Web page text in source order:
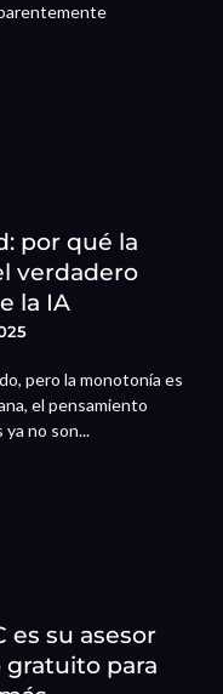
por qué la
verdadero
la IA
pero la monotonía es
el pensamiento
no son...
es su asesor
para